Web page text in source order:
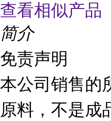
查看相似产品
简介
免责声明
本公司销售的
原料，不是成